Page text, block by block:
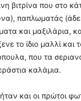
βιτρίνα που στο
παπλωματάς
και μαξιλάρια,
το ίδιο μαλλί και
που τα
καλάμια.
και οι πρώτοι